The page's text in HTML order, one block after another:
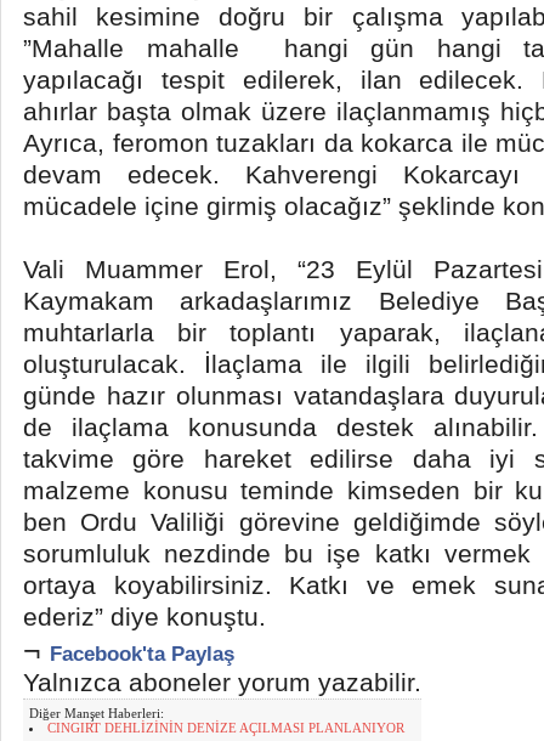
sahil kesimine doğru bir çalışma
”Mahalle mahalle hangi gün hangi
yapılacağı tespit edilerek, ilan edilecek.
ahırlar başta olmak üzere ilaçlanmamış
Ayrıca, feromon tuzakları da kokarca ile
devam edecek. Kahverengi
mücadele içine girmiş olacağız” şeklinde
Vali Muammer Erol, “23 Eylül
Kaymakam arkadaşlarımız Belediye
muhtarlarla bir toplantı yaparak,
oluşturulacak. İlaçlama ile ilgili
günde hazır olunması vatandaşlara
de ilaçlama konusunda destek
takvime göre hareket edilirse daha iyi
malzeme konusu teminde kimseden bir
ben Ordu Valiliği görevine geldiğimde
sorumluluk nezdinde bu işe katkı vermek
ortaya koyabilirsiniz. Katkı ve emek
ederiz” diye konuştu.
¬ Facebook'ta Paylaş
Yalnızca aboneler yorum yazabilir.
Diğer Manşet Haberleri:
CINGIRT DEHLİZİNİN DENİZE AÇILMASI PLANLANIYOR